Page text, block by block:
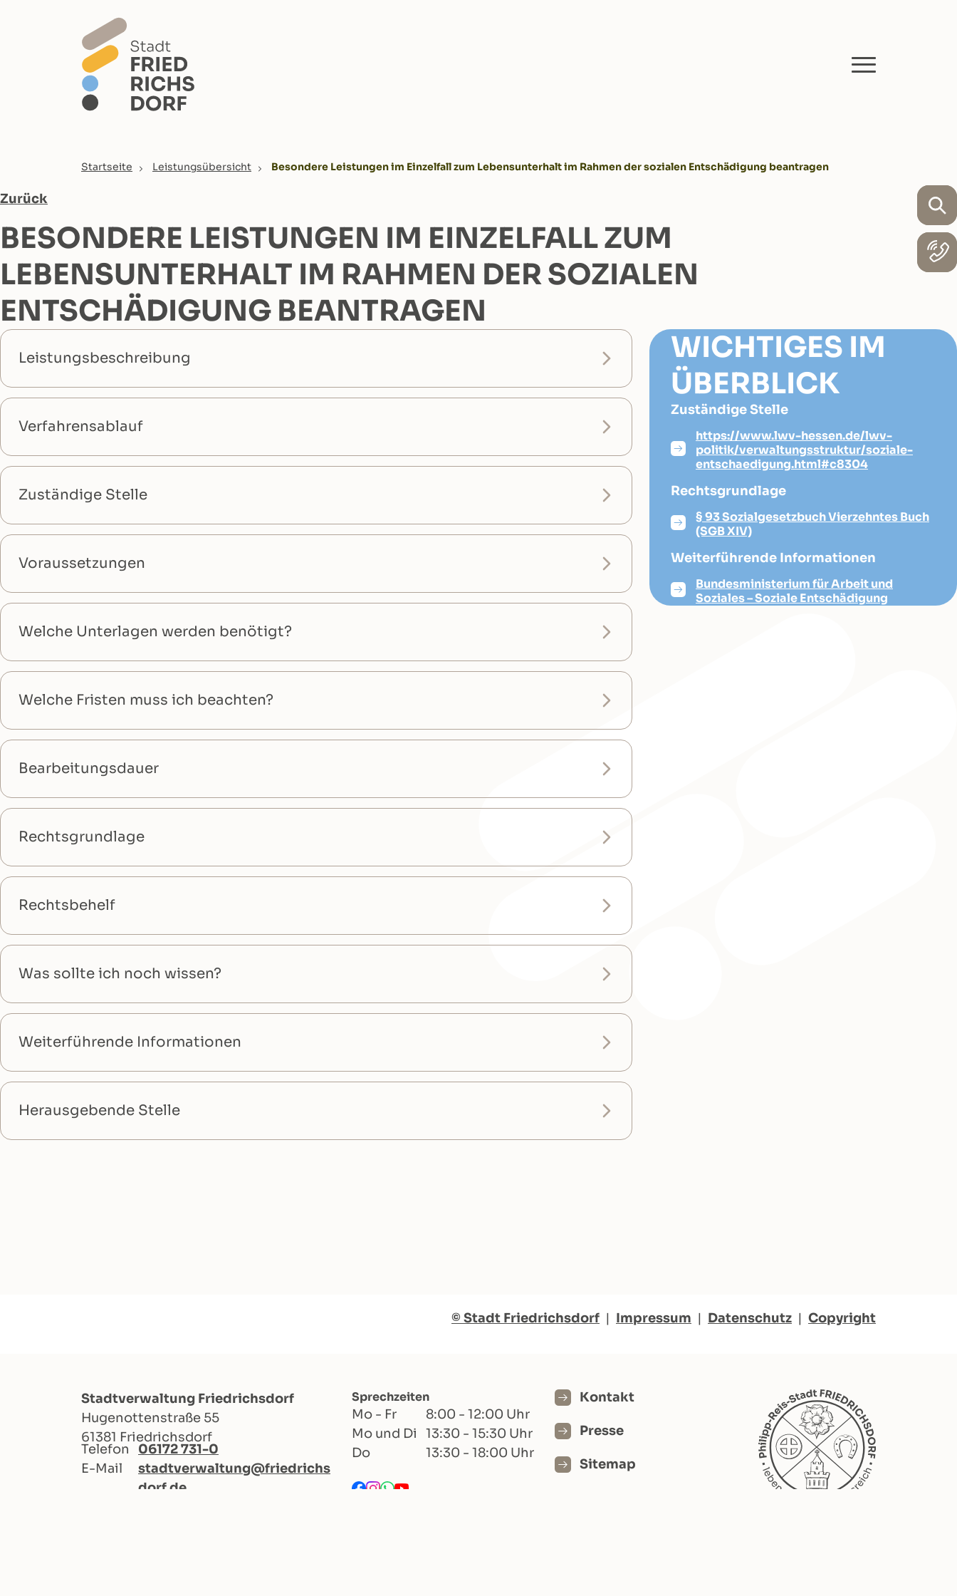
You are here:
Startseite Leistungsübersicht Besondere Leistungen im Einzelfall zum Lebensunterhalt im Rahmen der sozialen Entschädigung beantragen
Zurück
BESONDERE LEISTUNGEN IM EINZELFALL ZUM
LEBENSUNTERHALT IM RAHMEN DER SOZIALEN
ENTSCHÄDIGUNG BEANTRAGEN
Leistungsbeschreibung
Verfahrensablauf
Zuständige Stelle
Voraussetzungen
Welche Unterlagen werden benötigt?
Welche Fristen muss ich beachten?
Bearbeitungsdauer
Rechtsgrundlage
Rechtsbehelf
Was sollte ich noch wissen?
Weiterführende Informationen
Herausgebende Stelle
WICHTIGES IM
ÜBERBLICK
Zuständige Stelle
https://www.lwv-hessen.de/lwv-
politik/verwaltungsstruktur/soziale-
entschaedigung.html#c8304
Rechtsgrundlage
§ 93 Sozialgesetzbuch Vierzehntes Buch
(SGB XIV)
Weiterführende Informationen
Bundesministerium für Arbeit und
Soziales – Soziale Entschädigung
© Stadt Friedrichsdorf | Impressum | Datenschutz | Copyright
Stadtverwaltung Friedrichsdorf
Hugenottenstraße 55
61381 Friedrichsdorf
Telefon
06172 731-0
E-Mail
stadtverwaltung@friedrichs
dorf.de
Sprechzeiten
Mo - Fr
8:00 - 12:00 Uhr
Mo und Di
13:30 - 15:30 Uhr
Do
13:30 - 18:00 Uhr
Kontakt
Presse
Sitemap